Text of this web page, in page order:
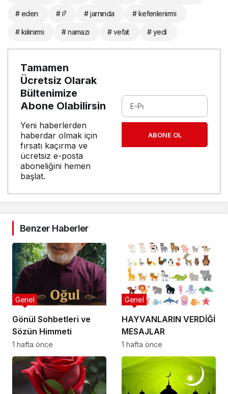
# eden # ı? # jarnında # kefenlenirmi
# kiılınırmi # namazı # vefat # yedi
Tamamen
Ücretsiz Olarak
Bültenimize
Abone Olabilirsin
Yeni haberlerden
haberdar olmak için
fırsatı kaçırma ve
ücretsiz e-posta
aboneliğini hemen
başlat.
ABONE OL
Benzer Haberler
Gönül Sohbetleri ve
Sözün Himmeti
Genel
1 hafta önce
HAYVANLARIN VERDİĞİ
MESAJLAR
Genel
1 hafta önce